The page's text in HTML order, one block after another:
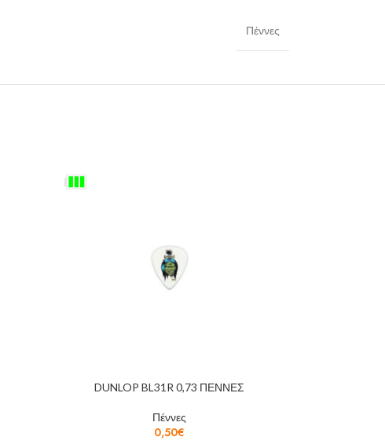
Πέννες
DUNLOP BL31R 0,73 ΠΕΝΝΕΣ
Πέννες
0,50€